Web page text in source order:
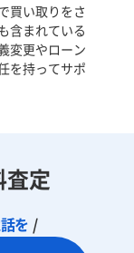
買い取りをさ
含まれている
変更やローン
を持ってサポ
査定
を /